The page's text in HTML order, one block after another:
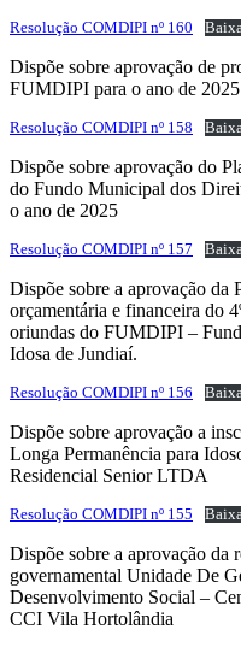
Resolução COMDIPI nº 160
Dispõe sobre aprovação de
FUMDIPI para o ano de 2025
Resolução COMDIPI nº 158
Dispõe sobre aprovação do
do Fundo Municipal dos
o ano de 2025
Resolução COMDIPI nº 157
Dispõe sobre a aprovação da
orçamentária e financeira do
oriundas do FUMDIPI –
Idosa de Jundiaí.
Resolução COMDIPI nº 156
Dispõe sobre aprovação a
Longa Permanência para
Residencial Senior LTDA
Resolução COMDIPI nº 155
Dispõe sobre a aprovação da
governamental Unidade De
Desenvolvimento Social –
CCI Vila Hortolândia